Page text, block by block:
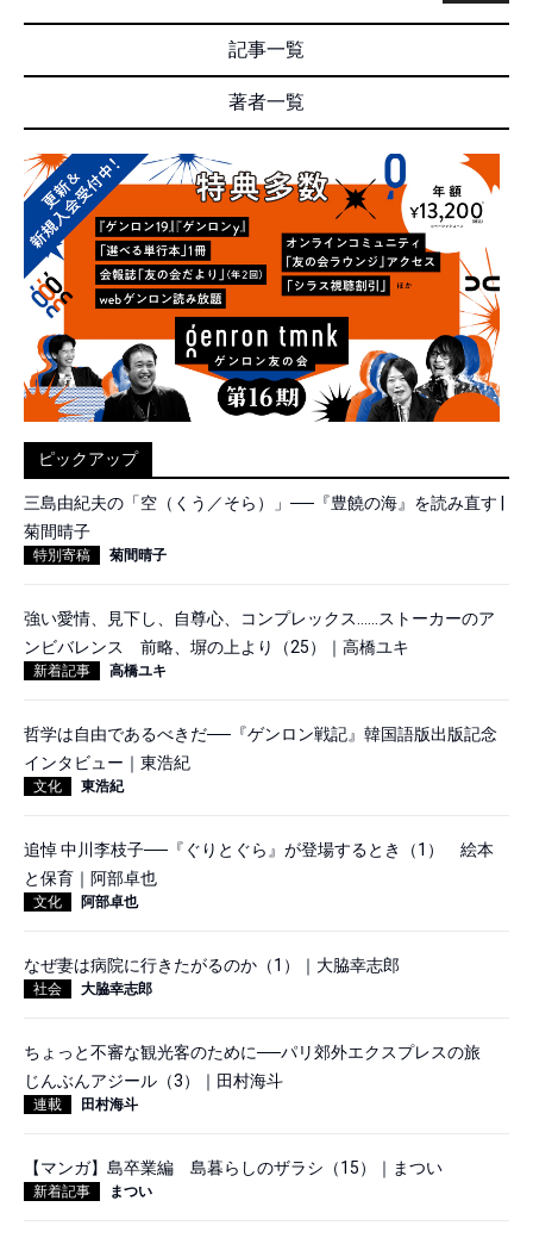
記事一覧
著者一覧
ピックアップ
三島由紀夫の「空（くう／そら）」──『豊饒の海』を読み直す |
菊間晴子
特別寄稿 菊間晴子
強い愛情、見下し、自尊心、コンプレックス……ストーカーのア
ンビバレンス 前略、塀の上より（25）｜高橋ユキ
新着記事 高橋ユキ
哲学は自由であるべきだ──『ゲンロン戦記』韓国語版出版記念
インタビュー｜東浩紀
文化 東浩紀
追悼 中川李枝子──『ぐりとぐら』が登場するとき（1） 絵本
と保育｜阿部卓也
文化 阿部卓也
なぜ妻は病院に行きたがるのか（1）｜大脇幸志郎
社会 大脇幸志郎
ちょっと不審な観光客のために──パリ郊外エクスプレスの旅
じんぶんアジール（3）｜田村海斗
連載 田村海斗
【マンガ】島卒業編 島暮らしのザラシ（15）｜まつい
新着記事 まつい